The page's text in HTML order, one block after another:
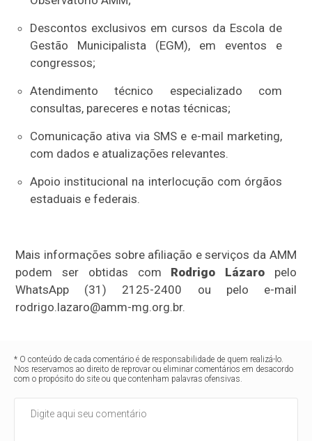
Descontos exclusivos em cursos da Escola de
Gestão Municipalista (EGM), em eventos e
congressos;
Atendimento técnico especializado com
consultas, pareceres e notas técnicas;
Comunicação ativa via SMS e e-mail marketing,
com dados e atualizações relevantes.
Apoio institucional na interlocução com órgãos
estaduais e federais.
Mais informações sobre afiliação e serviços da AMM
podem ser obtidas com Rodrigo Lázaropelo
WhatsApp (31) 2125-2400 ou pelo e-mail
rodrigo.lazaro@amm-mg.org.br.
* O conteúdo de cada comentário é de responsabilidade de quem realizá-lo.
Nos reservamos ao direito de reprovar ou eliminar comentários em desacordo
com o propósito do site ou que contenham palavras ofensivas.